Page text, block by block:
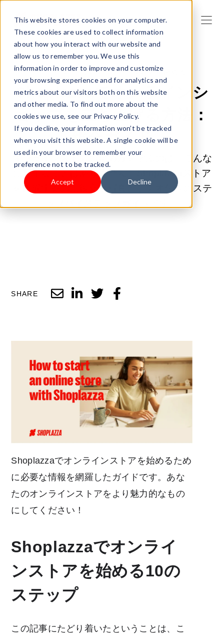
This website stores cookies on your computer.
These cookies are used to collect information
about how you interact with our website and
allow us to remember you. We use this
information in order to improve and customize
your browsing experience and for analytics and
metrics about our visitors both on this website
and other media. To find out more about the
cookies we use, see our Privacy Policy.
If you decline, your information won’t be tracked
when you visit this website. A single cookie will be
used in your browser to remember your
preference not to be tracked.
Accept Decline
2025/04/22 19:00:00 |ビジネスを始める
Shoplazzaでオンラインシ
ョップを立ち上げる方法：
総合ガイド
オンラインストアの始め方を学ぶのは、こんな
に簡単なことはありません。Shoplazzaストア
を作成するのに役立つ写真とビデオ付きのステ
SHARE
Shoplazzaでオンラインストアを始めるため
に必要な情報を網羅したガイドです。あな
たのオンラインストアをより魅力的なもの
にしてください！
Shoplazzaでオンライ
ンストアを始める10の
ステップ
この記事にたどり着いたということは、こ